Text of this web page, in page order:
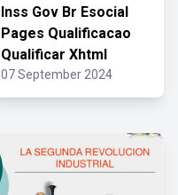
Inss Gov Br Esocial
Pages Qualificacao
Qualificar Xhtml
07 September 2024